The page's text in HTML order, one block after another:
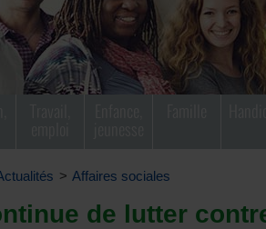
> Affaires sociales
de lutter